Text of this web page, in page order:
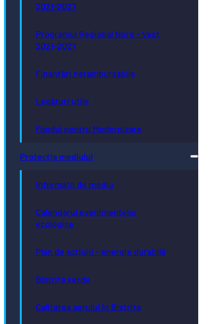
2021-2027
Programul Regional Nord - Vest
2021-2027
Finanțări nerambursabile
Legături utile
Fondul pentru Modernizare
Protecția mediului
Informații de mediu
Calendarul evenimentelor
ecologice
Plan de acțiuni - energie durabilă
Bistrița verde
Calitatea aerului în Bistrița